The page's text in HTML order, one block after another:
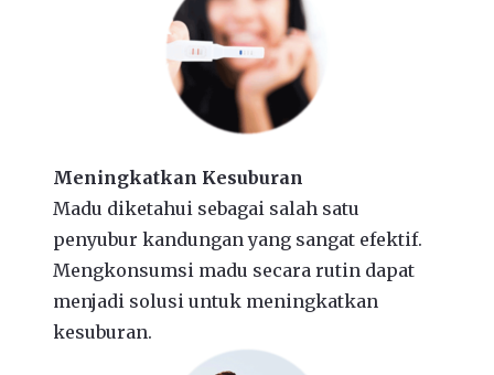
Meningkatkan Kesuburan
Madu diketahui sebagai salah satu
penyubur kandungan yang sangat efektif.
Mengkonsumsi madu secara rutin dapat
menjadi solusi untuk meningkatkan
kesuburan.